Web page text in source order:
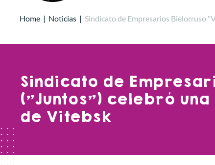
Home | Noticias | Sindicato de Empresarios Bielorruso
Sindicato de
("Juntos") celebró
de Vitebsk